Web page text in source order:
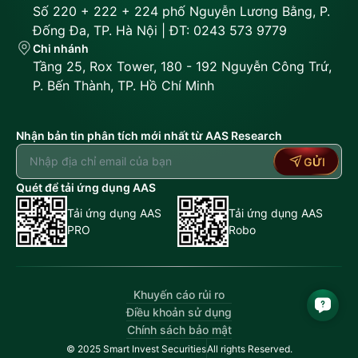
Số 220 + 222 + 224 phố Nguyễn Lương Bằng, P.
Đống Đa, TP. Hà Nội | ĐT: 0243 573 9779
Chi nhánh
Tầng 25, Rox Tower, 180 - 192 Nguyễn Công Trứ,
P. Bến Thành, TP. Hồ Chí Minh
Nhận bản tin phân tích mới nhất từ AAS Research
GỬI
Quét để tải ứng dụng AAS
Tải ứng dụng AAS
PRO
Tải ứng dụng AAS
Robo
Khuyến cáo rủi ro
Điều khoản sử dụng
Chính sách bảo mật
© 2025 Smart Invest SecuritiesAll rights Reserved.